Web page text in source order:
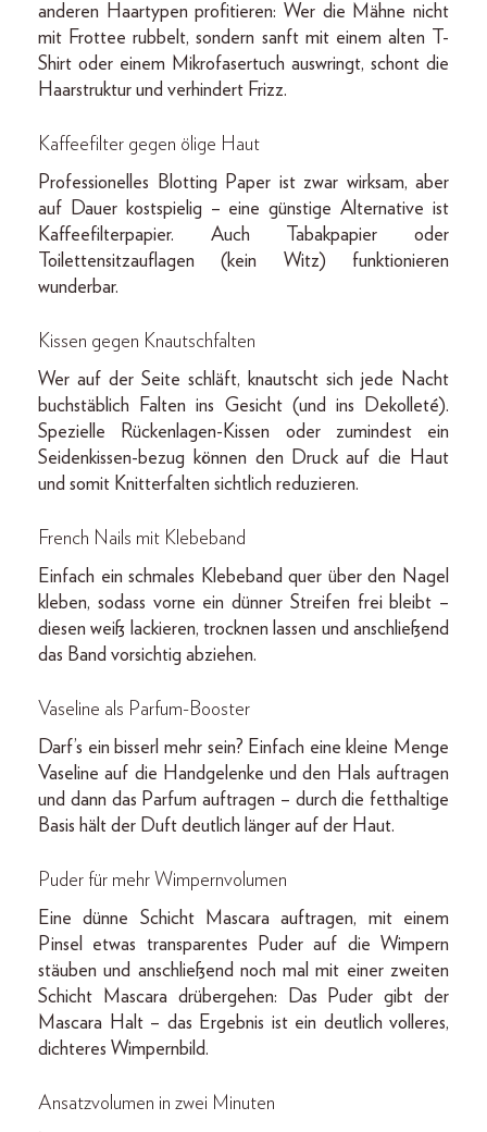
anderen Haartypen profitieren: Wer die Mähne nicht
mit Frottee rubbelt, sondern sanft mit einem alten T-
Shirt oder einem Mikrofasertuch auswringt, schont die
Haarstruktur und verhindert Frizz.
Kaffeefilter gegen ölige Haut
Professionelles Blotting Paper ist zwar wirksam, aber
auf Dauer kostspielig – eine günstige Alternative ist
Kaffeefilterpapier. Auch Tabakpapier oder
Toilettensitzauflagen (kein Witz) funktionieren
wunderbar.
Kissen gegen Knautschfalten
Wer auf der Seite schläft, knautscht sich jede Nacht
buchstäblich Falten ins Gesicht (und ins Dekolleté).
Spezielle Rückenlagen-Kissen oder zumindest ein
Seidenkissen-bezug können den Druck auf die Haut
und somit Knitterfalten sichtlich reduzieren.
French Nails mit Klebeband
Einfach ein schmales Klebeband quer über den Nagel
kleben, sodass vorne ein dünner Streifen frei bleibt –
diesen weiß lackieren, trocknen lassen und anschließend
das Band vorsichtig abziehen.
Vaseline als Parfum-Booster
Darf’s ein bisserl mehr sein? Einfach eine kleine Menge
Vaseline auf die Handgelenke und den Hals auftragen
und dann das Parfum auftragen – durch die fetthaltige
Basis hält der Duft deutlich länger auf der Haut.
Puder für mehr Wimpernvolumen
Eine dünne Schicht Mascara auftragen, mit einem
Pinsel etwas transparentes Puder auf die Wimpern
stäuben und anschließend noch mal mit einer zweiten
Schicht Mascara drübergehen: Das Puder gibt der
Mascara Halt – das Ergebnis ist ein deutlich volleres,
dichteres Wimpernbild.
Ansatzvolumen in zwei Minuten